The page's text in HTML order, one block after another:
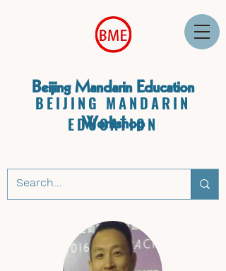
Beijing Mandarin Education
Workshop
BEIJING MANDARIN
EDUCATION